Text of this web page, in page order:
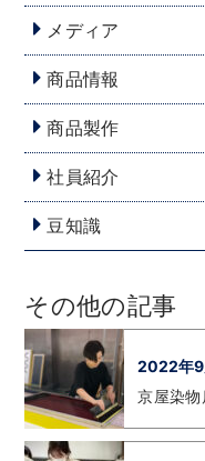
メディア
商品情報
商品製作
社員紹介
豆知識
その他の記事
2022年9
京屋染